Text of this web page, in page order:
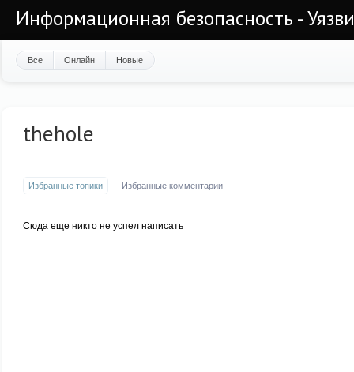
Информационная безопасность -
Все Онлайн Новые
thehole
Избранные топики Избранные комментарии
Сюда еще никто не успел написать